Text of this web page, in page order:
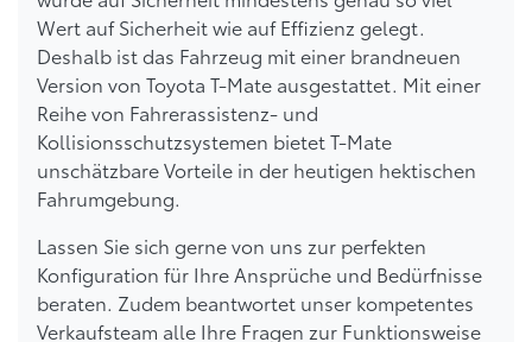
Wert auf Sicherheit wie auf Effizienz gelegt.
Deshalb ist das Fahrzeug mit einer brandneuen
Version von Toyota T-Mate ausgestattet. Mit einer
Reihe von Fahrerassistenz- und
Kollisionsschutzsystemen bietet T-Mate
unschätzbare Vorteile in der heutigen hektischen
Fahrumgebung.
Lassen Sie sich gerne von uns zur perfekten
Konfiguration für Ihre Ansprüche und Bedürfnisse
beraten. Zudem beantwortet unser kompetentes
Verkaufsteam alle Ihre Fragen zur Funktionsweise